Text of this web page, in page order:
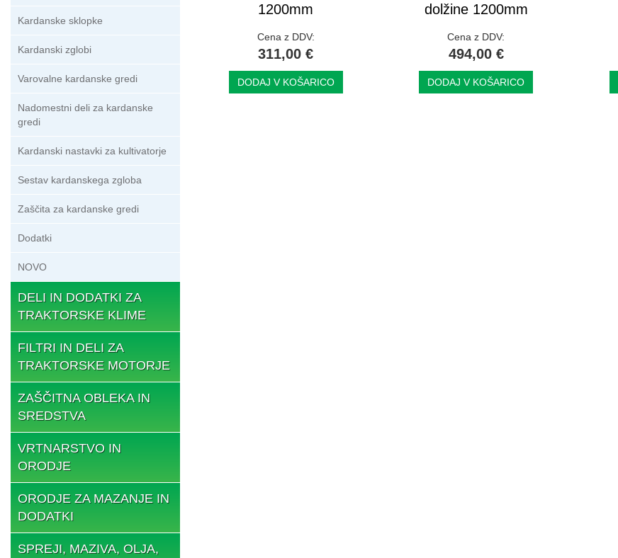
Kardanske sklopke
Kardanski zglobi
Varovalne kardanske gredi
Nadomestni deli za kardanske
gredi
Kardanski nastavki za kultivatorje
Sestav kardanskega zgloba
Zaščita za kardanske gredi
Dodatki
NOVO
DELI IN DODATKI ZA
TRAKTORSKE KLIME
FILTRI IN DELI ZA
TRAKTORSKE MOTORJE
ZAŠČITNA OBLEKA IN
SREDSTVA
VRTNARSTVO IN
ORODJE
ORODJE ZA MAZANJE IN
DODATKI
SPREJI, MAZIVA, OLJA,
1200mm
Cena z DDV:
311,00 €
DODAJ V KOŠARICO
dolžine 1200mm
Cena z DDV:
494,00 €
DODAJ V KOŠARICO